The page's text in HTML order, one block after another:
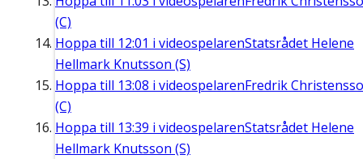
(C)
Hoppa till 12:01 i videospelarenStatsrådet Helene
Hellmark Knutsson (S)
Hoppa till 13:08 i videospelarenFredrik
(C)
Hoppa till 13:39 i videospelarenStatsrådet Helene
Hellmark Knutsson (S)